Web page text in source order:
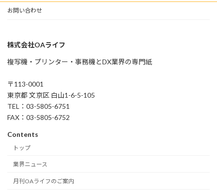
お問い合わせ
株式会社OAライフ
複写機・プリンター・事務機とDX業界の専門紙
〒113-0001
東京都 文京区 白山1-6-5-105
TEL：03-5805-6751
FAX：03-5805-6752
Contents
トップ
業界ニュース
月刊OAライフのご案内